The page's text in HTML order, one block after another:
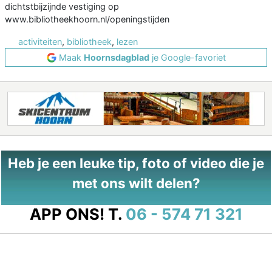
dichtstbijzijnde vestiging op
www.bibliotheekhoorn.nl/openingstijden
activiteiten, bibliotheek, lezen
Maak Hoornsdagbladje Google-favoriet
Heb je een leuke tip, foto of video die je
met ons wilt delen?
APP ONS! T. 06 - 574 71 321